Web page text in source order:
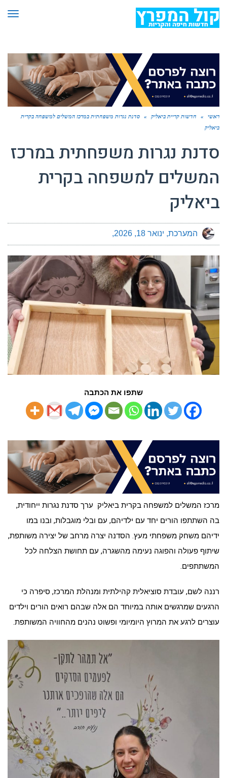
ראשי » חדשות קריית ביאליק »
סדנת נגרות משפחתית במרכז המשלים למשפחה בקרית
ביאליק
סדנת נגרות משפחתית במרכז
המשלים למשפחה בקרית
ביאליק
המערכת ינואר 18, 2026
שתפו את הכתבה
מרכז המשלים למשפחה בקרית ביאליק ערך סדנת נגרות ייחודית,
בה השתתפו הורים יחד עם ילדיהם, עם ובלי מוגבלות, ובנו במו
ידיהם משחק משפחתי מעץ. הסדנה יצרה מרחב של יצירה משותפת,
שיתוף פעולה והפוגה נעימה מהשגרה, עם תחושת הצלחה לכל
המשתתפים.
רננה לשם, עובדת סוציאלית קהילתית ומנהלת המרכז, סיפרה כי
הרגעים שמרגשים אותה במיוחד הם אלה שבהם רואים הורים וילדים
עוצרים לרגע את המרוץ היומיומי ופשוט נהנים מהחוויה המשותפת.